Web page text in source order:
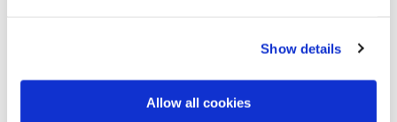
Show details
Allow all cookies
Wertvolle Orientierung zum Widerstandsgrad gegen Einbruch und
Feuer bieten anerkannte Prüfsiegel, die Prüfungen nach den
Richtlinien der deutschen Versicherungswirtschaft (VdS) und
europäischen Normen wie der EN 1143-1 dokumentieren. Das
international anerkannte Qualitätssiegel Edelstahl Rostfrei steht